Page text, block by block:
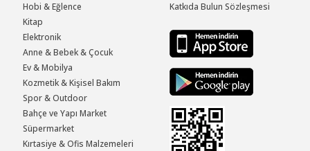
Hobi & Eğlence
Kitap
Elektronik
Anne & Bebek & Çocuk
Ev & Mobilya
Kozmetik & Kişisel Bakım
Spor & Outdoor
Bahçe ve Yapı Market
Süpermarket
Kırtasiye & Ofis Malzemeleri
Katkıda Bulun Sözleşmesi